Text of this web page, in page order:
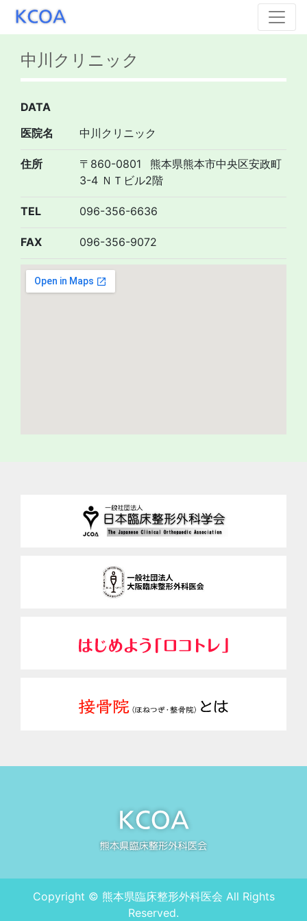
中川クリニック
DATA
医院名
中川クリニック
住所 〒860-0801
熊本県熊本市中央区安政町
3-4 ＮＴビル2階
TEL 096-356-6636
FAX 096-356-9072
Copyright © 熊本県臨床整形外科医会 All Rights
Reserved.